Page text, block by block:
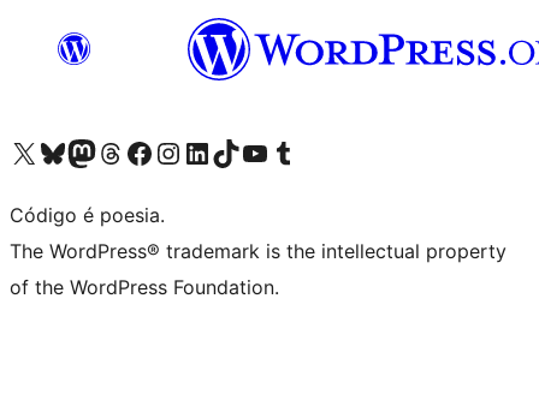
Visite a nossa conta X (antigo Twitter)
Visit our Bluesky account
Visit our Mastodon account
Visit our Threads account
Visite a nossa página do Facebook
Visite a nossa conta no Instagram
Visite a nossa conta no LinkedIn
Visit our TikTok account
Visit our YouTube channel
Visit our Tumblr account
Código é poesia.
The WordPress® trademark is the intellectual property
of the WordPress Foundation.